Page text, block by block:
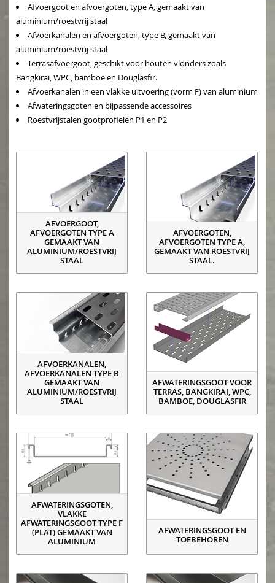
Afvoergoot en afvoergoten, type A, gemaakt van
aluminium/roestvrij staal
Afvoerkanalen en afvoergoten, type B, gemaakt van
aluminium/roestvrij staal
Terrasafvoergoot, geschikt voor houten vlonders zoals
Bangkirai, WPC, bamboe en Douglasfir.
Afvoerkanalen in een vlakke uitvoering (vorm F) van aluminium
Afwateringsgoten en bijpassende accessoires
Roestvrijstalen gootprofielen P1 en P2
AFVOERGOOT,
AFVOERGOTEN TYPE A
GEMAAKT VAN
ALUMINIUM/ROESTVRIJ
STAAL
AFVOERGOTEN,
AFVOERGOTEN TYPE A,
GEMAAKT VAN ROESTVRIJ
STAAL.
AFVOERKANALEN,
AFVOERKANALEN TYPE B
GEMAAKT VAN
ALUMINIUM/ROESTVRIJ
STAAL
AFWATERINGSGOOT VOOR
TERRAS, BANGKIRAI, WPC,
BAMBOE, DOUGLASFIR
AFWATERINGSGOTEN,
VLAKKE
AFWATERINGSGOOT TYPE F
(PLAT) GEMAAKT VAN
ALUMINIUM
AFWATERINGSGOOT EN
TOEBEHOREN